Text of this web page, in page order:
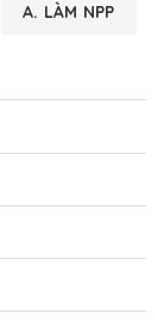
A. LÀM NPP